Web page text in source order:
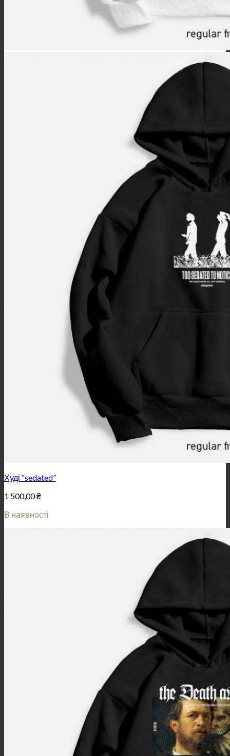
Худі “sedated”
1 500,00₴
В наявності